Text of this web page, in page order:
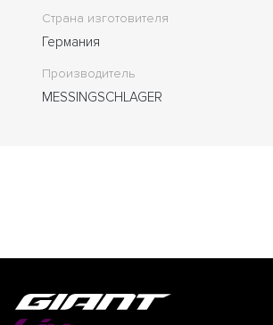
Страна изготовителя
Германия
Производитель
MESSINGSCHLAGER